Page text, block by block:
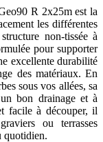
R 2x25m est la
les différentes
non-tissée à
pour supporter
excellente durabilité
des matériaux. En
sous vos allées, sa
bon drainage et à
facile à découper, il
ou terrasses
quotidien.